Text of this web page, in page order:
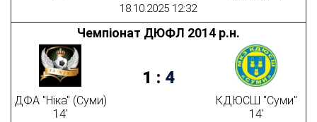
18.10.2025 12:32
Чемпіонат ДЮФЛ 2014 р.н.
ДФА "Ніка" (Суми)
14'
1 : 4
КДЮСШ "Суми"
14'